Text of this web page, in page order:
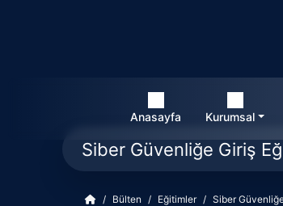
Anasayfa Kurumsal
Siber Güvenliğe Giriş
Bülten Eğitimler Siber